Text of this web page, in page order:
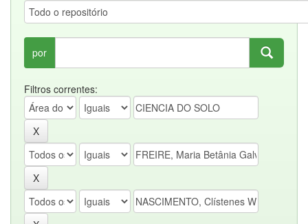
por
Filtros correntes: